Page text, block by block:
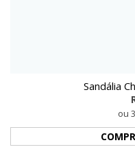
Sandália
ou